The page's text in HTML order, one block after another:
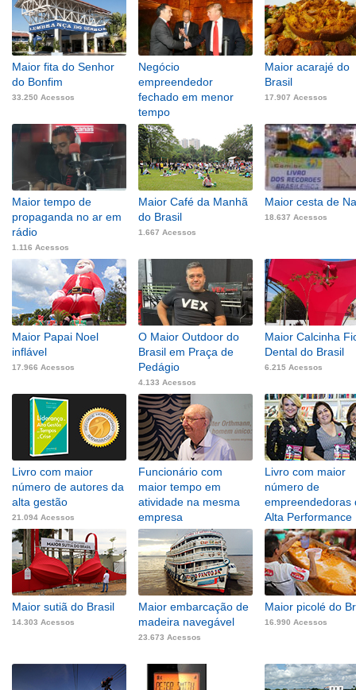
Maior fita do Senhor
do Bonfim
33.250 Acessos
Negócio
empreendedor
fechado em menor
tempo
14.335 Acessos
Maior acarajé do
Brasil
17.907 Acessos
Maior tempo de
propaganda no ar em
rádio
1.116 Acessos
Maior Café da Manhã
do Brasil
1.667 Acessos
Maior cesta de
18.637 Acessos
Maior Papai Noel
inflável
17.966 Acessos
O Maior Outdoor do
Brasil em Praça de
Pedágio
4.133 Acessos
Maior Calcinha
Dental do Brasil
6.215 Acessos
Livro com maior
número de autores da
alta gestão
21.094 Acessos
Funcionário com
maior tempo em
atividade na mesma
empresa
43.942 Acessos
Livro com maior
número de
empreendedoras
Alta Performance
12.023 Acessos
Maior sutiã do Brasil
14.303 Acessos
Maior embarcação de
madeira navegável
23.673 Acessos
Maior picolé do
16.990 Acessos